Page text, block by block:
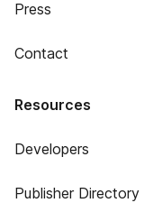
Press
Contact
Resources
Developers
Publisher Directory